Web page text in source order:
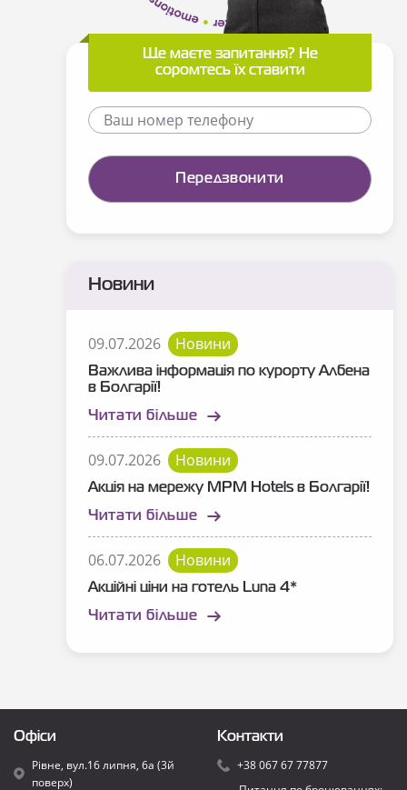
Ще маєте запитання? Не
соромтесь їх ставити
Новини
09.07.2026 Новини
Важлива інформація по курорту Албена
в Болгарії!
Читати більше
09.07.2026 Новини
Акція на мережу MPM Hotels в Болгарії!
Читати більше
06.07.2026 Новини
Акційні ціни на готель Luna 4*
Читати більше
Офіси
Рівне, вул.16 липня, 6а (3й
поверх)
Контакти
+38 067 67 77877